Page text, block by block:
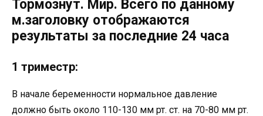
Тормознут. Мир. Всего по данному
м.заголовку отображаются
результаты за последние 24 часа
1 триместр:
В начале беременности нормальное давление
должно быть около 110-130 мм рт. ст. на 70-80 мм рт.